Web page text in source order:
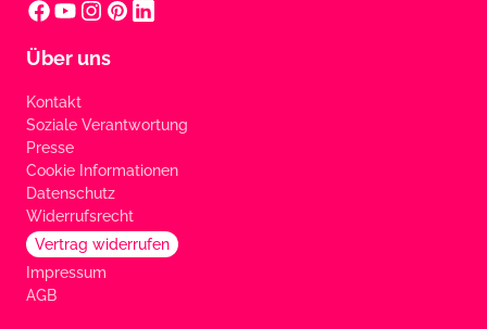
Über uns
Kontakt
Soziale Verantwortung
Presse
Cookie Informationen
Datenschutz
Widerrufsrecht
Vertrag widerrufen
Impressum
AGB